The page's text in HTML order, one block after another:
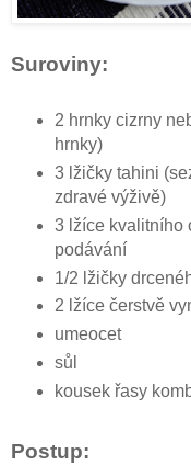
Suroviny:
2 hrnky cizrny
hrnky)
3 lžičky tahini
zdravé výživě)
3 lžíce kvalitního
podávání
1/2 lžičky
2 lžíce čerstvě
umeocet
sůl
kousek řasy
Postup: